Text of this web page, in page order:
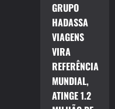
GRUPO
HADASSA
VIAGENS
VIRA
REFERÊNCIA
MUNDIAL,
ATINGE 1.2